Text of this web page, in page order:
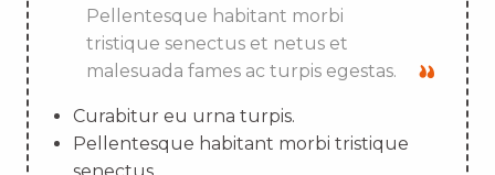
Pellentesque habitant morbi
tristique senectus et netus et
malesuada fames ac turpis egestas.
Curabitur eu urna turpis.
Pellentesque habitant morbi tristique